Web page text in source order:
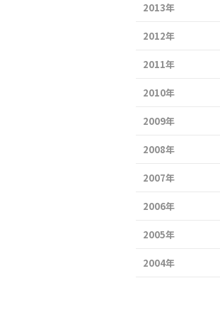
2013年
2012年
2011年
2010年
2009年
2008年
2007年
2006年
2005年
2004年